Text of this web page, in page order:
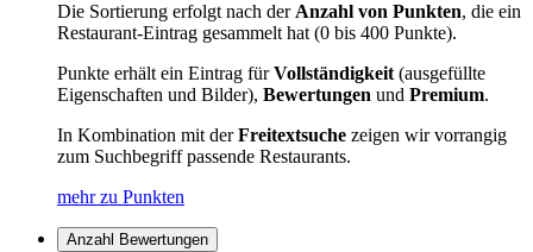
Die Sortierung erfolgt nach derAnzahl von Punkten, die ein
Restaurant-Eintrag gesammelt hat (0 bis 400 Punkte).
Punkte erhält ein Eintrag fürVollständigkeit(ausgefüllte
Eigenschaften und Bilder), Bewertungen und Premium.
In Kombination mit derFreitextsuche zeigen wir vorrangig
zum Suchbegriff passende Restaurants.
mehr zu Punkten
Anzahl Bewertungen